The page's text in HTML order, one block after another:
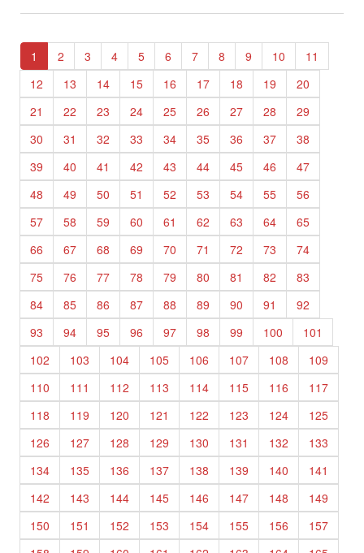
1 2 3 4 5 6 7 8 9 10
11
12
13 14 15 16 17 18 19
20
21
22 23 24 25 26 27 28
29
30
31 32 33 34 35 36 37
38
39
40 41 42 43 44 45 46
47
48
49 50 51 52 53 54 55
56
57
58 59 60 61 62 63 64
65
66
67 68 69 70 71 72 73
74
75
76 77 78 79 80 81 82
83
84
85 86 87 88 89 90 91
92
93
94 95 96 97 98 99 100
101
102
103 104 105 106 107 108
109
110
111 112 113 114 115 116
117
118
119 120 121 122 123 124
125
126
127 128 129 130 131 132
133
134
135 136 137 138 139 140
141
142
143 144 145 146 147 148
149
150
151 152 153 154 155 156
157